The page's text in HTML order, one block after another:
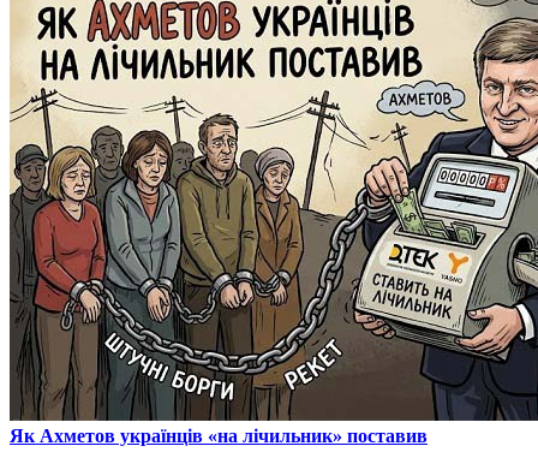
​Як Ахметов українців «на лічильник» поставив